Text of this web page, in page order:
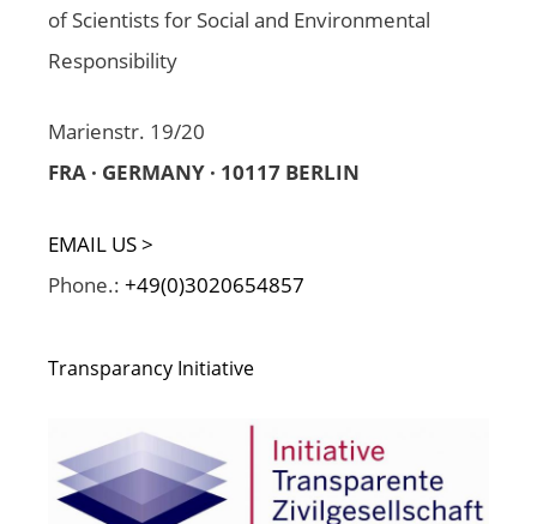
of Scientists for Social and Environmental
Responsibility
Marienstr. 19/20
FRA · GERMANY · 10117 BERLIN
EMAIL US >
Phone.: +49(0)3020654857
Transparancy Initiative